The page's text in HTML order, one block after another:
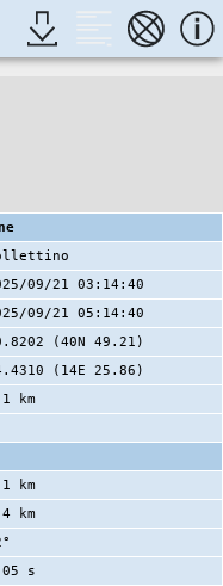
09/21 03:14:40
09/21 05:14:40
(40N 49.21)
(14E 25.86)
km
km
km
s